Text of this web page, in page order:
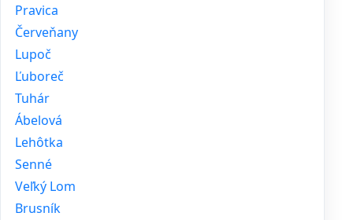
Pravica
Červeňany
Lupoč
Ľuboreč
Tuhár
Ábelová
Lehôtka
Senné
Veľký Lom
Brusník